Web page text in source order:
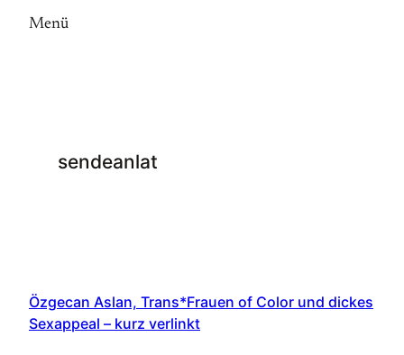
Menü
sendeanlat
Özgecan Aslan, Trans*Frauen of Color und dickes
Sexappeal – kurz verlinkt